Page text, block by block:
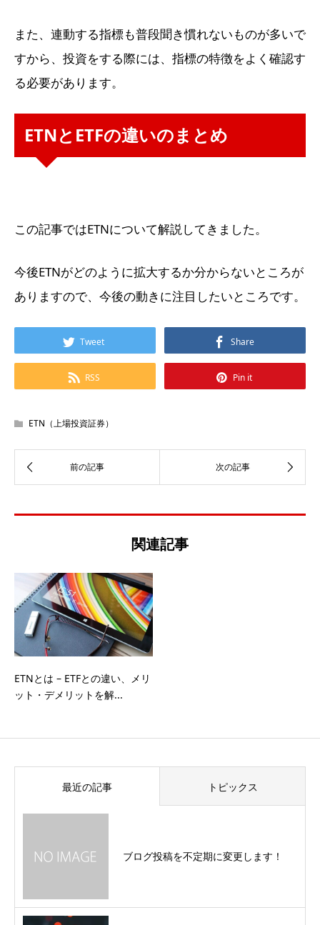
また、連動する指標も普段聞き慣れないものが多いで
すから、投資をする際には、指標の特徴をよく確認す
る必要があります。
ETNとETFの違いのまとめ
この記事ではETNについて解説してきました。
今後ETNがどのように拡大するか分からないところが
ありますので、今後の動きに注目したいところです。
Tweet Share
RSS Pin it
ETN（上場投資証券）
関連記事
ETNとは – ETFとの違い、メリ
ット・デメリットを解...
最近の記事 トピックス
ブログ投稿を不定期に変更します！